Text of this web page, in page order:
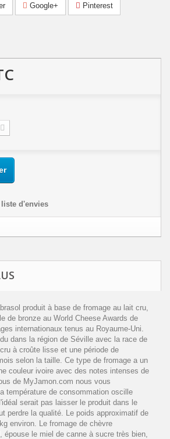
Google+ Pinterest
d'envies
produit à base de fromage au lait cru,
de bronze au World Cheese Awards de
internationaux tenus au Royaume-Uni.
dans la région de Séville avec la race de
à croûte lisse et une période de
selon la taille. Ce type de fromage a un
couleur ivoire avec des notes intenses de
de MyJamon.com nous vous
température de consommation oscille
serait pas laisser le produit dans le
perdre la qualité. Le poids approximatif de
environ. Le fromage de chèvre
épouse le miel de canne à sucre très bien,